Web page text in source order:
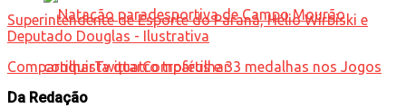
Superintendente de Esporte do Paraná, Hélio Wirbiski e
Deputado Douglas - Ilustrativa
CompartilharTwittarCompartilhar
Da Redação